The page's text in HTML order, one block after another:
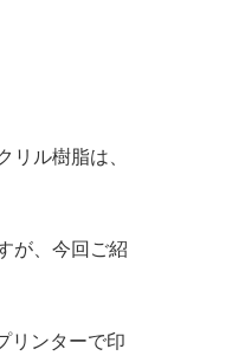
リル樹脂は、
が、今回ご紹
リンターで印